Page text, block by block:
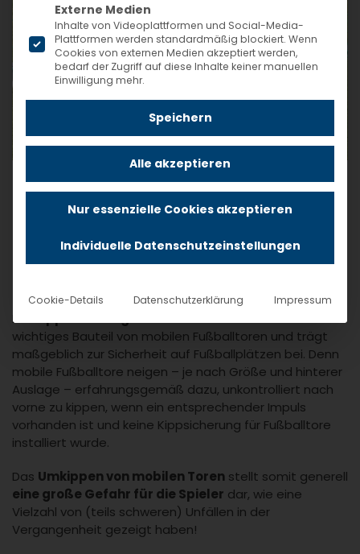
Sicherheit auf Sportanlagen
mit der GWsports Kippsicherung
DieKippsicherung für Fußballtoreist ein sehr
wichtiges Bauteil von mobilen Fußballtoren und trägt
maßgeblich zur Sicherheit auf Fußballplätzen bei. Denn
mobile Fußballtore neigen – je nach Größe und hinterer
Auslage – erfahrungsgemäß dazu, unkontrolliert nach
vorne zu kippen, wenn ein entsprechender Impuls
vorhanden ist und keine Kippsicherung für Fußballtore
installiert wurde.
Das Umkippen von mobilen Toren stellt somit generell
eine große Gefahr für die Spieler dar, wie eine
Vielzahl von (teils schweren) Unfällen in der
Vergangenheit gezeigt haben!
Externe Medien
Inhalte von Videoplattformen und Social-Media-
Plattformen werden standardmäßig blockiert. Wenn
Cookies von externen Medien akzeptiert werden,
bedarf der Zugriff auf diese Inhalte keiner manuellen
Einwilligung mehr.
Speichern
Alle akzeptieren
Nur essenzielle Cookies akzeptieren
Individuelle Datenschutzeinstellungen
Cookie-Details Datenschutzerklärung Impressum